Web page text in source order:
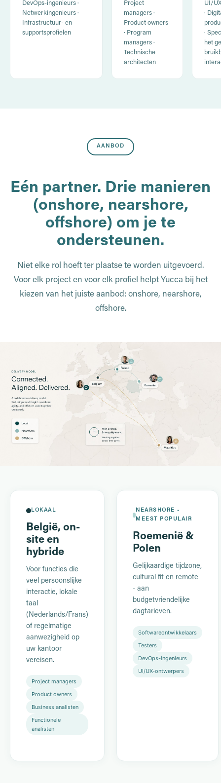
DevOps-ingenieurs ·
Netwerkingenieurs ·
Infrastructuur- en
supportsprofielen
Project
managers ·
Product owners
· Program
managers ·
Technische
architecten
UI/
·
·
het
AANBOD
Eén partner. Drie manieren
(onshore, nearshore,
offshore) om je te
ondersteunen.
Niet elke rol hoeft ter plaatse te worden uitgevoerd.
Voor elk project en voor elk profiel helpt Yucca bij het
kiezen van het juiste aanbod: onshore, nearshore,
offshore.
LOKAAL
België, on-
site en
hybride
Voor functies die
veel persoonslijke
interactie, lokale
taal
(Nederlands/Frans)
of regelmatige
aanwezigheid op
uw kantoor
vereisen.
Project managers
Product owners
Business analisten
Functionele
analisten
NEARSHORE -
MEEST POPULAIR
Roemenië &
Polen
Gelijkaardige tijdzone,
cultural fit en remote
- aan
budgetvriendelijke
dagtarieven.
Softwareontwikkelaars
Testers
DevOps-ingenieurs
UI/UX-ontwerpers